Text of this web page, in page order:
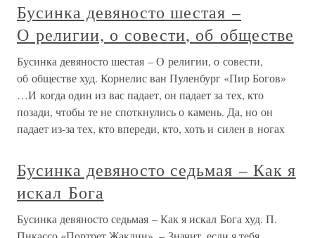
Бусинка девяносто шестая –
О религии, о совести, об обществе
Бусинка девяносто шестая – О религии, о совести,
об обществе худ. Корнелис ван Пуленбург «Пир Богов»
…И когда один из вас падает, он падает за тех, кто
позади, чтобы те не споткнулись о камень. Да, но он
падает из-за тех, кто впереди, кто, хоть и силен в ногах
Бусинка девяносто седьмая – Как я
искал Бога
Бусинка девяносто седьмая – Как я искал Бога худ. П.